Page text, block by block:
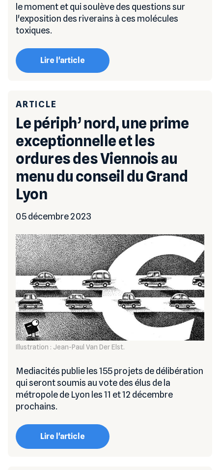
le moment et qui soulève des questions sur
l'exposition des riverains à ces molécules
toxiques.
Lire l'article
ARTICLE
Le périph’ nord, une prime
exceptionnelle et les
ordures des Viennois au
menu du conseil du Grand
Lyon
05 décembre 2023
Illustration : Jean-Paul Van Der Elst.
Mediacités publie les 155 projets de délibération
qui seront soumis au vote des élus de la
métropole de Lyon les 11 et 12 décembre
prochains.
Lire l'article